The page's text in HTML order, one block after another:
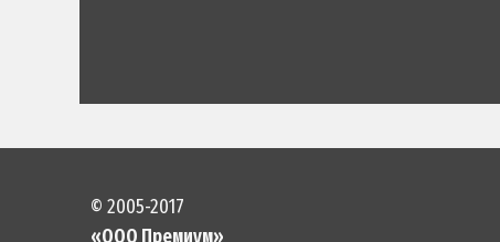
© 2005-2017
«ООО Премиум»